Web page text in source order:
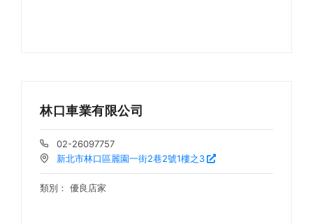
林口車業有限公司
02-26097757
新北市林口區麗園一街2巷2號1樓之3
類別： 優良店家